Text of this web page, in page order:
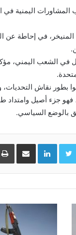
المشاورات اليمنية
في إحاطة عن
في الشعب اليمني،
بطور نقاش
فهو جزء أصيل وامتداد
بالوضع السياسي.
Twitter
LinkedInمشاركة عبر البريد